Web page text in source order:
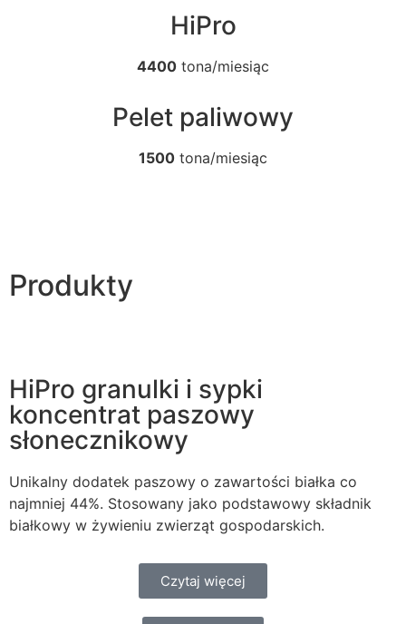
HiPro
4400 tona/miesiąc
Pelet paliwowy
1500 tona/miesiąc
Produkty
HiPro granulki i sypki
koncentrat paszowy
słonecznikowy
Unikalny dodatek paszowy o zawartości białka co
najmniej 44%. Stosowany jako podstawowy składnik
białkowy w żywieniu zwierząt gospodarskich.
Czytaj więcej